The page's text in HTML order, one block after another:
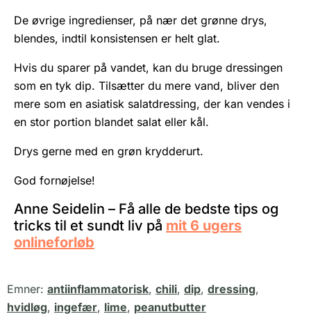
De øvrige ingredienser, på nær det grønne drys,
blendes, indtil konsistensen er helt glat.
Hvis du sparer på vandet, kan du bruge dressingen
som en tyk dip. Tilsætter du mere vand, bliver den
mere som en asiatisk salatdressing, der kan vendes i
en stor portion blandet salat eller kål.
Drys gerne med en grøn krydderurt.
God fornøjelse!
Anne Seidelin – Få alle de bedste tips og
tricks til et sundt liv på mit 6 ugers
onlineforløb
Emner: antiinflammatorisk, chili, dip, dressing,
hvidløg, ingefær, lime, peanutbutter